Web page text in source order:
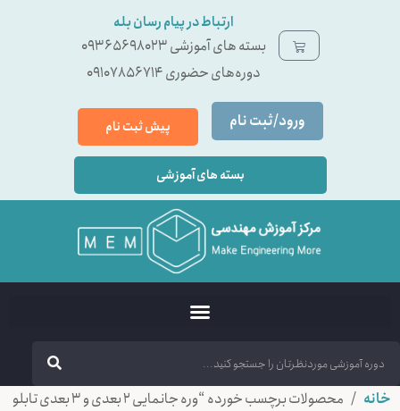
ارتباط در پیام رسان بله
بسته ‌های آموزشی 09365698023
دوره‌های حضوری 09107856714
ورود/ثبت نام پیش ثبت نام
بسته های آموزشی
خانه
/ محصولات برچسب خورده “وره جانمایی 2 بعدی و 3 بعدی تابلو